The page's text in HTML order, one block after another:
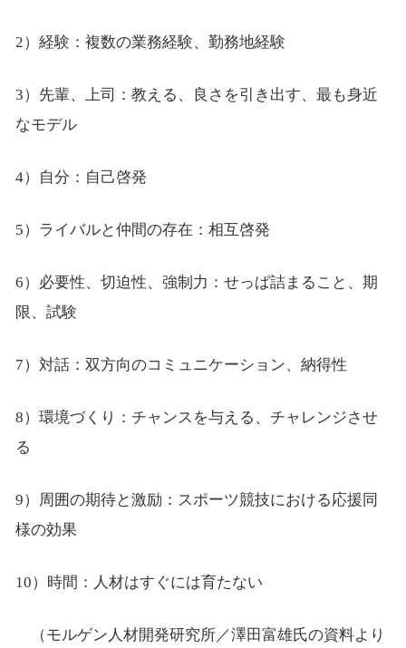
2）経験：複数の業務経験、勤務地経験
3）先輩、上司：教える、良さを引き出す、最も身近
なモデル
4）自分：自己啓発
5）ライバルと仲間の存在：相互啓発
6）必要性、切迫性、強制力：せっぱ詰まること、期
限、試験
7）対話：双方向のコミュニケーション、納得性
8）環境づくり：チャンスを与える、チャレンジさせ
る
9）周囲の期待と激励：スポーツ競技における応援同
様の効果
10）時間：人材はすぐには育たない
（モルゲン人材開発研究所／澤田富雄氏の資料より